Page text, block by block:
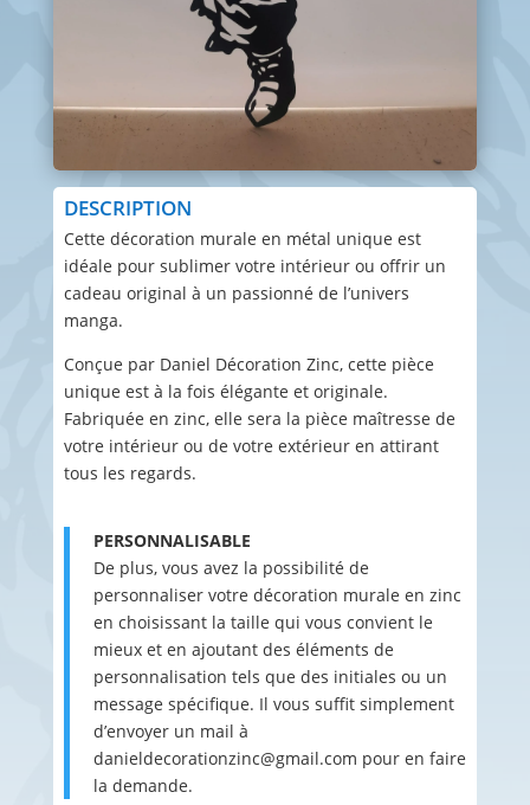
DESCRIPTION
Cette décoration murale en métal unique est
idéale pour sublimer votre intérieur ou offrir un
cadeau original à un passionné de l’univers
manga.
Conçue par Daniel Décoration Zinc, cette pièce
unique est à la fois élégante et originale.
Fabriquée en zinc, elle sera la pièce maîtresse de
votre intérieur ou de votre extérieur en attirant
tous les regards.
PERSONNALISABLE
De plus, vous avez la possibilité de
personnaliser votre décoration murale en zinc
en choisissant la taille qui vous convient le
mieux et en ajoutant des éléments de
personnalisation tels que des initiales ou un
message spécifique. Il vous suffit simplement
d’envoyer un mail à
danieldecorationzinc@gmail.com pour en faire
la demande.